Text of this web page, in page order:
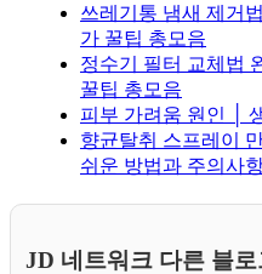
쓰레기통 냄새 제거
가 꿀팁 총모음
정수기 필터 교체법
꿀팁 총모음
피부 가려움 원인 │
향균탈취 스프레이
쉬운 방법과 주의사
JD 네트워크 다른 블로